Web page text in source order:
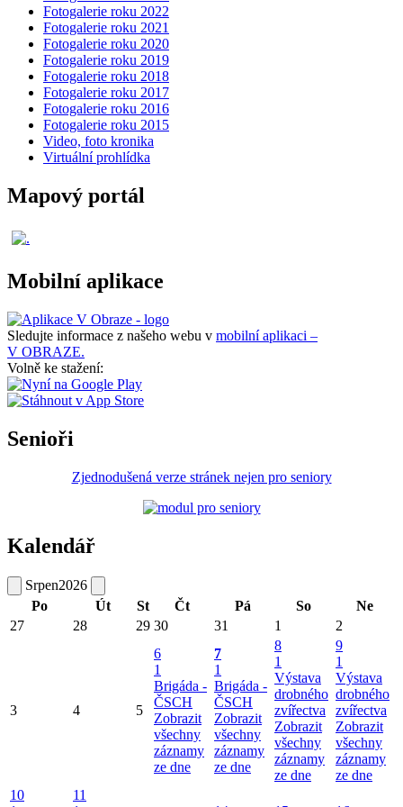
Fotogalerie roku 2022
Fotogalerie roku 2021
Fotogalerie roku 2020
Fotogalerie roku 2019
Fotogalerie roku 2018
Fotogalerie roku 2017
Fotogalerie roku 2016
Fotogalerie roku 2015
Video, foto kronika
Virtuální prohlídka
Mapový portál
Mobilní aplikace
Sledujte informace z našeho webu v mobilní aplikaci –
V OBRAZE.
Volně ke stažení:
Senioři
Zjednodušená verze stránek nejen pro seniory
Kalendář
Srpen2026
Po
Út St Čt Pá So
Ne
27
28 29 30 31 1 2
3 4 5
6
1
Brigáda -
ČSCH
Zobrazit
všechny
záznamy
ze dne
7
1
Brigáda -
ČSCH
Zobrazit
všechny
záznamy
ze dne
8
1
Výstava
drobného
zvířectva
Zobrazit
všechny
záznamy
ze dne
9
1
Výstava
drobného
zvířectva
Zobrazit
všechny
záznamy
ze dne
10
11